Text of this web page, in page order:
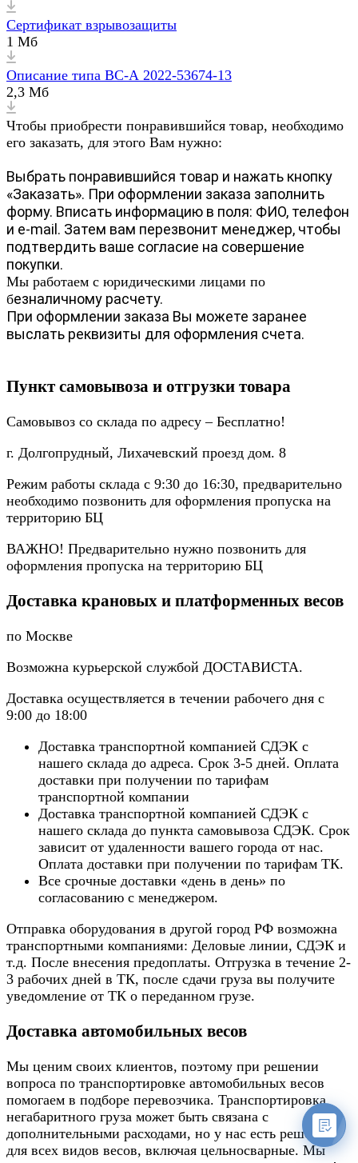
Сертификат взрывозащиты
1 Мб
Описание типа ВС-А 2022-53674-13
2,3 Мб
Чтобы приобрести понравившийся товар, необходимо
его заказать, для этого Вам нужно:
Выбрать понравившийся товар и нажать кнопку
«Заказать». При оформлении заказа заполнить
форму. Вписать информацию в поля: ФИО, телефон
и e-mail. Затем вам перезвонит менеджер, чтобы
подтвердить ваше согласие на совершение
покупки.
Мы работаем с юридическими лицами по
безналичному расчету.
При оформлении заказа Вы можете заранее
выслать реквизиты для оформления счета.
Пункт самовывоза и отгрузки товара
Самовывоз со склада по адресу – Бесплатно!
г. Долгопрудный, Лихачевский проезд дом. 8
Режим работы склада с 9:30 до 16:30, предварительно
необходимо позвонить для оформления пропуска на
территорию БЦ
ВАЖНО! Предварительно нужно позвонить для
оформления пропуска на территорию БЦ
Доставка крановых и платформенных весов
по Москве
Возможна курьерской службой ДОСТАВИСТА.
Доставка осуществляется в течении рабочего дня с
9:00 до 18:00
Доставка транспортной компанией СДЭК с
нашего склада до адреса. Срок 3-5 дней. Оплата
доставки при получении по тарифам
транспортной компании
Доставка транспортной компанией СДЭК с
нашего склада до пункта самовывоза СДЭК. Срок
зависит от удаленности вашего города от нас.
Оплата доставки при получении по тарифам ТК.
Все срочные доставки «день в день» по
согласованию с менеджером.
Отправка оборудования в другой город РФ возможна
транспортными компаниями: Деловые линии, СДЭК и
т.д. После внесения предоплаты. Отгрузка в течение 2-
3 рабочих дней в ТК, после сдачи груза вы получите
уведомление от ТК о переданном грузе.
Доставка автомобильных весов
Мы ценим своих клиентов, поэтому при решении
вопроса по транспортировке автомобильных весов
помогаем в подборе перевозчика. Транспортировка
негабаритного груза может быть связана с
дополнительными расходами, но у нас есть решение
для всех видов весов, включая цельносварные. Мы